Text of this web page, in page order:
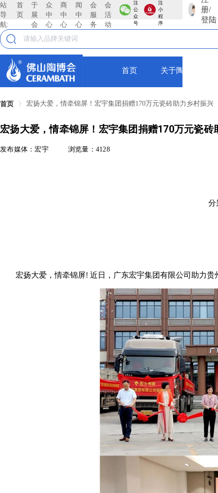
站
导
航:
首
页
于
展
会
众
中
心
商
中
心
闻
中
心
会
服
务
会
活
动
注
公
众
号
注
小
程
序
册/
登陆
首页 关于陶博会
首页 宏扬大爱，情牵锦屏！宏宇集团捐赠170万元瓷砖助力乡村振兴
宏扬大爱，情牵锦屏！宏宇集团捐赠170万元瓷砖
发布媒体：宏宇 浏览量：4128
分
宏扬大爱，情牵锦屏! 近日，广东宏宇集团有限公司助力贵